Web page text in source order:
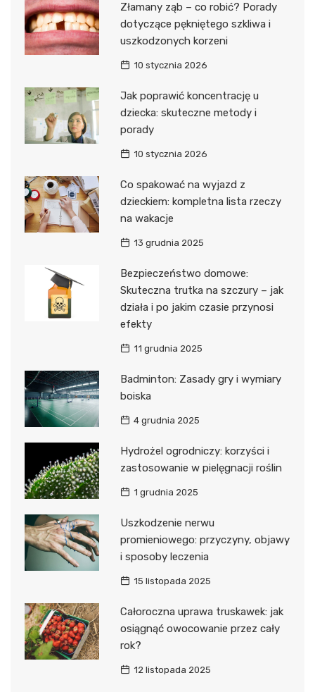
Złamany ząb – co robić? Porady
dotyczące pękniętego szkliwa i
uszkodzonych korzeni
10 stycznia 2026
Jak poprawić koncentrację u
dziecka: skuteczne metody i
porady
10 stycznia 2026
Co spakować na wyjazd z
dzieckiem: kompletna lista rzeczy
na wakacje
13 grudnia 2025
Bezpieczeństwo domowe:
Skuteczna trutka na szczury – jak
działa i po jakim czasie przynosi
efekty
11 grudnia 2025
Badminton: Zasady gry i wymiary
boiska
4 grudnia 2025
Hydrożel ogrodniczy: korzyści i
zastosowanie w pielęgnacji roślin
1 grudnia 2025
Uszkodzenie nerwu
promieniowego: przyczyny, objawy
i sposoby leczenia
15 listopada 2025
Całoroczna uprawa truskawek: jak
osiągnąć owocowanie przez cały
rok?
12 listopada 2025